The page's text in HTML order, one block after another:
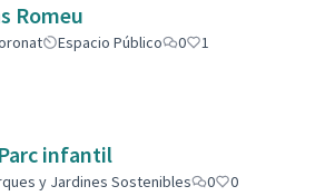
Romeu
Espacio Público 0
1
infantil
y Jardines Sostenibles 0 0